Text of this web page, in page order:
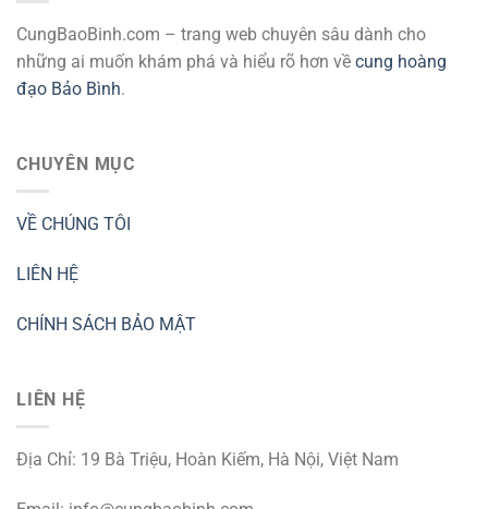
CungBaoBinh.com – trang web chuyên sâu dành cho
những ai muốn khám phá và hiểu rõ hơn về cung hoàng
đạo Bảo Bình.
CHUYÊN MỤC
VỀ CHÚNG TÔI
LIÊN HỆ
CHÍNH SÁCH BẢO MẬT
LIÊN HỆ
Địa Chỉ: 19 Bà Triệu, Hoàn Kiếm, Hà Nội, Việt Nam